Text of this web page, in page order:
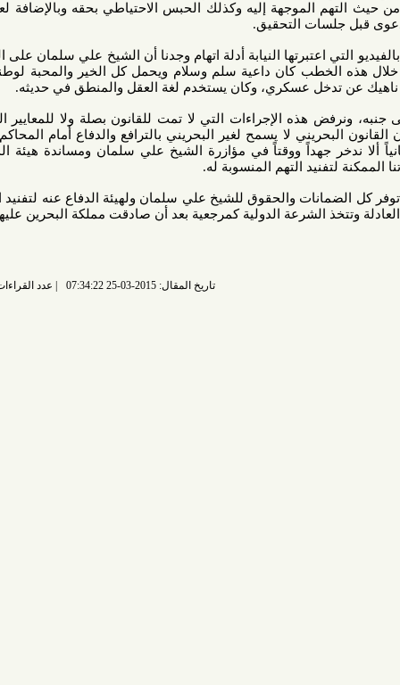
إليه وكذلك الحبس الاحتياطي بحقه وبالإضافة لعدم تمكين
التحقيق.
اعتبرتها النيابة أدلة اتهام وجدنا أن الشيخ علي سلمان على العكس من
كان داعية سلم وسلام ويحمل كل الخير والمحبة لوطنه وشعبه،
عسكري، وكان يستخدم لغة العقل والمنطق في حديثه.
هذه الإجراءات التي لا تمت للقانون بصلة ولا للمعايير الدولية في
لا يسمح لغير البحريني بالترافع والدفاع أمام المحاكم البحرينية
جهداً ووقتاً في مؤازرة الشيخ علي سلمان ومساندة هيئة الدفاع عنه،
التهم المنسوبة له.
والحقوق للشيخ علي سلمان ولهيئة الدفاع عنه لتفنيد التهم، وأن
الشرعة الدولية كمرجعية بعد أن صادقت مملكة البحرين عليها.
عدد القراءات: 6997 قراءة |